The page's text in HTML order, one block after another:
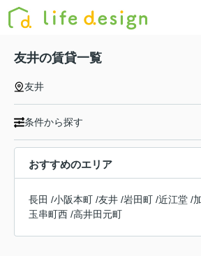
友井の賃貸一覧
友井
条件から探す
おすすめのエリア
長田 /小阪本町 /友井 /岩田町 /近江堂 /
玉串町西 /高井田元町